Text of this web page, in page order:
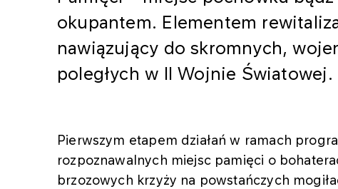
okupantem. Elementem
nawiązujący do skromnych,
poległych w II Wojnie Światowej.
Pierwszym etapem działań w ramach
rozpoznawalnych miejsc pamięci o
brzozowych krzyży na powstańczych